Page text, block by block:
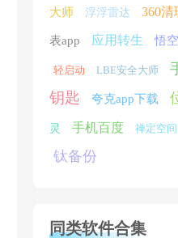
大师 浮浮雷达 360清
表app 应用转生 悟
轻启动 LBE安全大师
钥匙
夸克app下载
灵 手机百度 禅定空间
钛备份
同类软件合集